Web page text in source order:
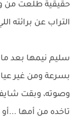
حقيقية طلعت من
التراب عن برائته
سليم نيمها بعد ما
بسرعة ومن غير
وصوته، وبقت
تاخده من أمها ...أو